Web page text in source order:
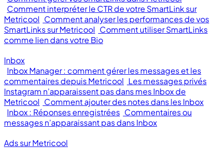
Comment interpréter le CTR de votre SmartLink sur
Metricool Comment analyser les performances de vos
SmartLinks sur Metricool Comment utiliser SmartLinks
comme lien dans votre Bio
Inbox
Inbox Manager : comment gérer les messages et les
commentaires depuis Metricool Les messages privés
Instagram n’apparaissent pas dans mes Inbox de
Metricool Comment ajouter des notes dans les Inbox
Inbox : Réponses enregistrées Commentaires ou
messages n’apparaissant pas dans Inbox
Ads sur Metricool